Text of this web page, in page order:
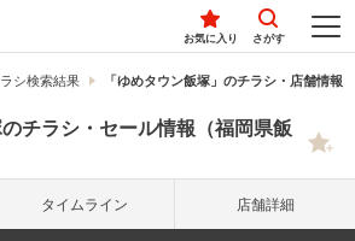
お気に入り さがす
シ検索結果 「ゆめタウン飯塚」のチラシ・店舗情報
チラシ・セール情報（福岡県飯
タイム ライン 店舗詳細